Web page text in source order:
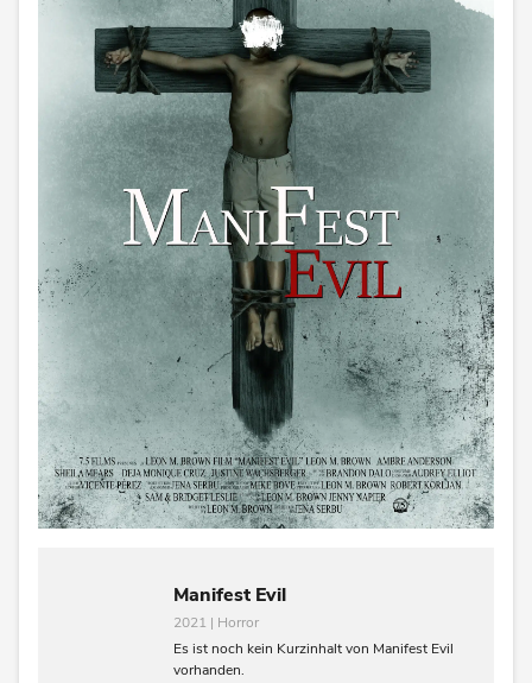
Manifest Evil
2021 | Horror
Es ist noch kein Kurzinhalt von Manifest Evil
vorhanden.